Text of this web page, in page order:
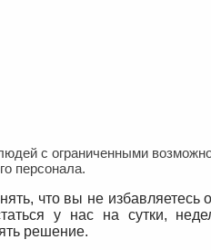
с ограниченными
персонала.
что вы не избавляетесь
у нас на сутки,
решение.